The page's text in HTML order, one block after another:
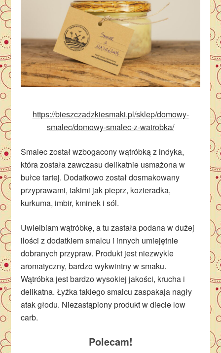
https://bieszczadzkiesmaki.pl/sklep/domowy-
smalec/domowy-smalec-z-watrobka/
Smalec został wzbogacony wątróbką z indyka,
która została zawczasu delikatnie usmażona w
bułce tartej. Dodatkowo został dosmakowany
przyprawami, takimi jak pieprz, kozieradka,
kurkuma, imbir, kminek i sól.
Uwielbiam wątróbkę, a tu zastała podana w dużej
ilości z dodatkiem smalcu i innych umiejętnie
dobranych przypraw. Produkt jest niezwykle
aromatyczny, bardzo wykwintny w smaku.
Wątróbka jest bardzo wysokiej jakości, krucha i
delikatna. Łyżka takiego smalcu zaspakaja nagły
atak głodu. Niezastąpiony produkt w diecie low
carb.
Polecam!